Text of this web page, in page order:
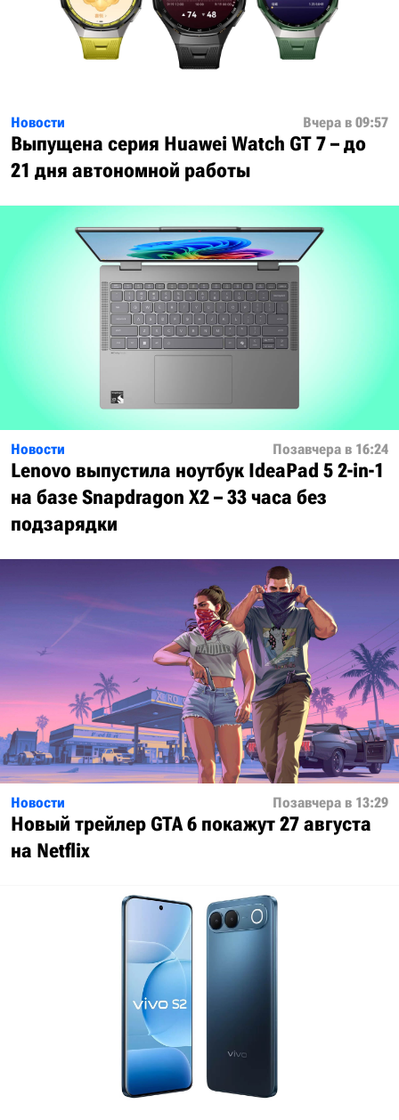
Новости Вчера в 09:57
Выпущена серия Huawei Watch GT 7 – до
21 дня автономной работы
Новости Позавчера в 16:24
Lenovo выпустила ноутбук IdeaPad 5 2-in-1
на базе Snapdragon X2 – 33 часа без
подзарядки
Новости Позавчера в 13:29
Новый трейлер GTA 6 покажут 27 августа
на Netflix